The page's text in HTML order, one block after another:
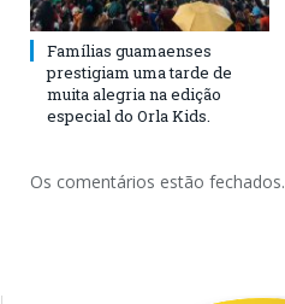
Famílias guamaenses
prestigiam uma tarde de
muita alegria na edição
especial do Orla Kids.
Os comentários estão fechados.